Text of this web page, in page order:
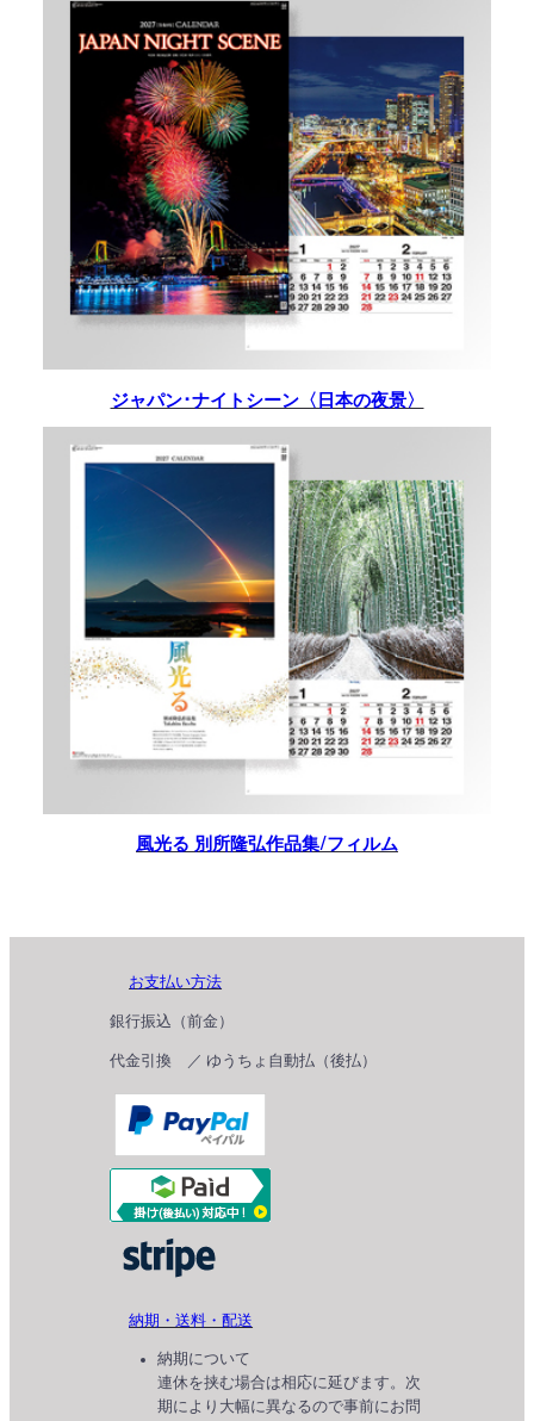
ジャパン･ナイトシーン〈日本の夜景〉
風光る 別所隆弘作品集/フィルム
お支払い方法
銀行振込（前金）
代金引換 ／ ゆうちょ自動払（後払）
納期・送料・配送
納期について
連休を挟む場合は相応に延びます。次
期により大幅に異なるので事前にお問